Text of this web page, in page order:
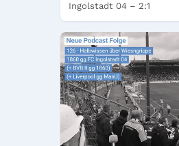
Ingolstadt 04 – 2:1